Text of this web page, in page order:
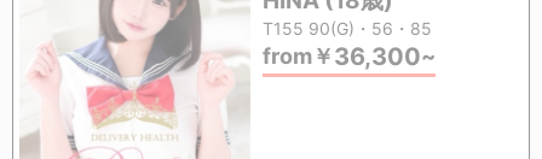
T155 90(G)・56・85
from￥36,300~